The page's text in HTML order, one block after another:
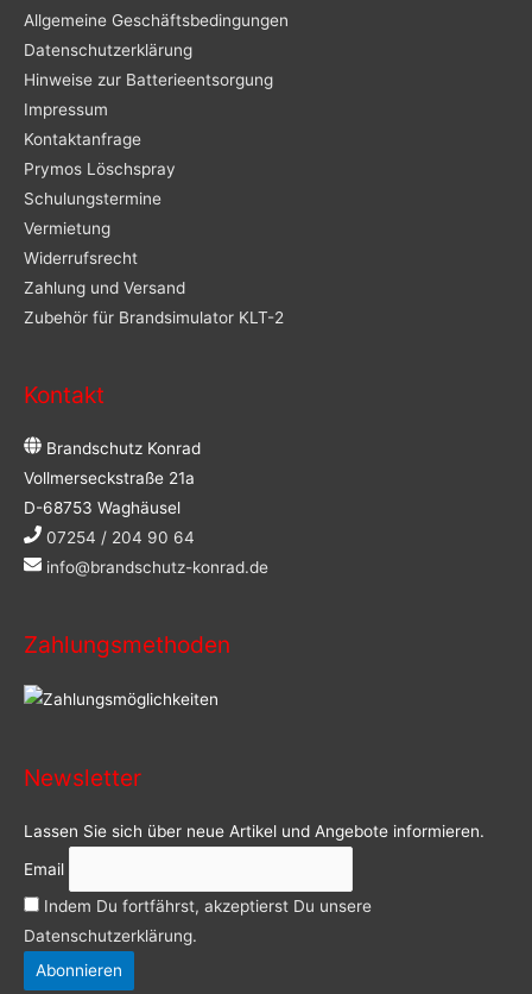
Allgemeine Geschäftsbedingungen
Datenschutzerklärung
Hinweise zur Batterieentsorgung
Impressum
Kontaktanfrage
Prymos Löschspray
Schulungstermine
Vermietung
Widerrufsrecht
Zahlung und Versand
Zubehör für Brandsimulator KLT-2
Kontakt
Brandschutz Konrad
Vollmerseckstraße 21a
D-68753 Waghäusel
07254 / 204 90 64
info@brandschutz-konrad.de
Zahlungsmethoden
Newsletter
Lassen Sie sich über neue Artikel und Angebote informieren.
Email
Indem Du fortfährst, akzeptierst Du unsere
Datenschutzerklärung.